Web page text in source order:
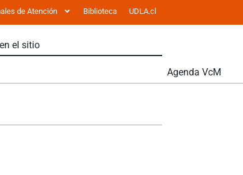
de Atención Biblioteca UDLA.cl
Agenda VcM